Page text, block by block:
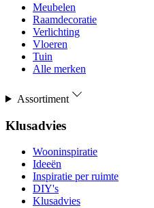
Meubelen
Raamdecoratie
Verlichting
Vloeren
Tuin
Alle merken
Assortiment
Klusadvies
Wooninspiratie
Ideeën
Inspiratie per ruimte
DIY's
Klusadvies